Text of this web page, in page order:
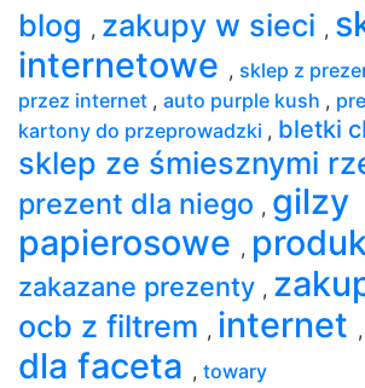
blog , zakupy w sieci ,
internetowe , sklep z
przez internet , auto purple kush ,
kartony do przeprowadzki , bletki
sklep ze śmiesznymi
prezent dla niego , gilzy
papierosowe ,
zakazane prezenty ,
ocb z filtrem , internet ,
dla faceta , towary